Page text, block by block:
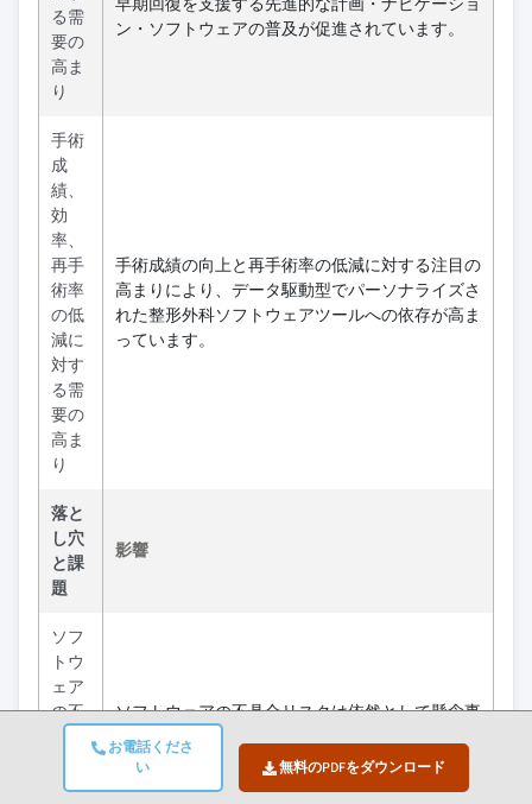
お電話くださ
い
無料のPDFをダウンロード
る需
要の
高ま
り
ン・ソフトウェアの普及が促進されています。
手術
成
績、
効
率、
再手
術率
の低
減に
対す
る需
要の
高ま
り
手術成績の向上と再手術率の低減に対する注目の
高まりにより、データ駆動型でパーソナライズさ
れた整形外科ソフトウェアツールへの依存が高ま
っています。
落と
し穴
と課
題
影響
ソフ
トウ
ェア
の不
在的
ソフトウェアの不具合リスクは依然として懸念事
項であり、厳格な検証と医師のトレーニングの必
要性を浮き彫りにしています。